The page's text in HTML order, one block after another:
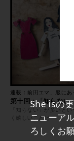
She isの
ニューア
ろしくお
連載：前田エマ、服にあ
第十回：「知らない
「知らない」が多いと
く嬉しいことだ